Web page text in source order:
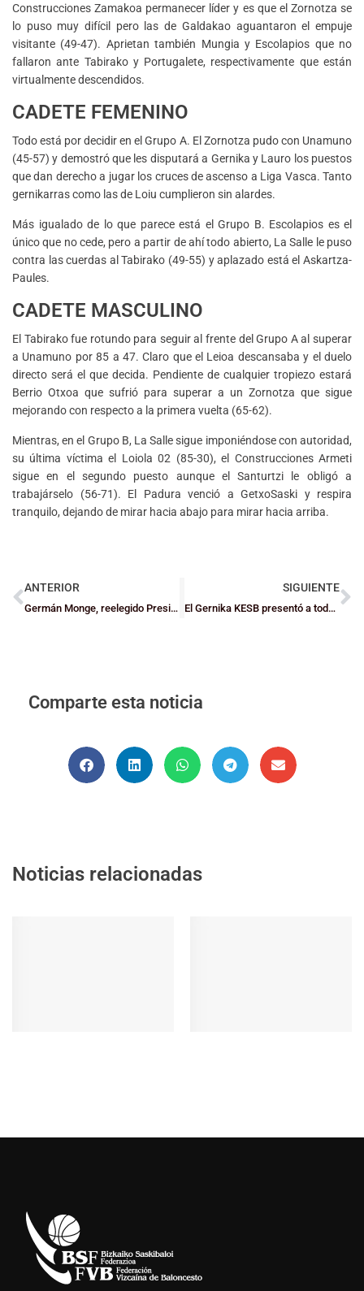
Construcciones Zamakoa permanecer líder y es que el Zornotza se
lo puso muy difícil pero las de Galdakao aguantaron el empuje
visitante (49-47). Aprietan también Mungia y Escolapios que no
fallaron ante Tabirako y Portugalete, respectivamente que están
virtualmente descendidos.
CADETE FEMENINO
Todo está por decidir en el Grupo A. El Zornotza pudo con Unamuno
(45-57) y demostró que les disputará a Gernika y Lauro los puestos
que dan derecho a jugar los cruces de ascenso a Liga Vasca. Tanto
gernikarras como las de Loiu cumplieron sin alardes.
Más igualado de lo que parece está el Grupo B. Escolapios es el
único que no cede, pero a partir de ahí todo abierto, La Salle le puso
contra las cuerdas al Tabirako (49-55) y aplazado está el Askartza-
Paules.
CADETE MASCULINO
El Tabirako fue rotundo para seguir al frente del Grupo A al superar
a Unamuno por 85 a 47. Claro que el Leioa descansaba y el duelo
directo será el que decida. Pendiente de cualquier tropiezo estará
Berrio Otxoa que sufrió para superar a un Zornotza que sigue
mejorando con respecto a la primera vuelta (65-62).
Mientras, en el Grupo B, La Salle sigue imponiéndose con autoridad,
su última víctima el Loiola 02 (85-30), el Construcciones Armeti
sigue en el segundo puesto aunque el Santurtzi le obligó a
trabajárselo (56-71). El Padura venció a GetxoSaski y respira
tranquilo, dejando de mirar hacia abajo para mirar hacia arriba.
ANTERIOR
Germán Monge, reelegido Presidente de la Federación Bizkaina de Baloncesto
SIGUIENTE
El Gernika KESB presentó a todos los equipos de la villa
Comparte esta noticia
Noticias relacionadas